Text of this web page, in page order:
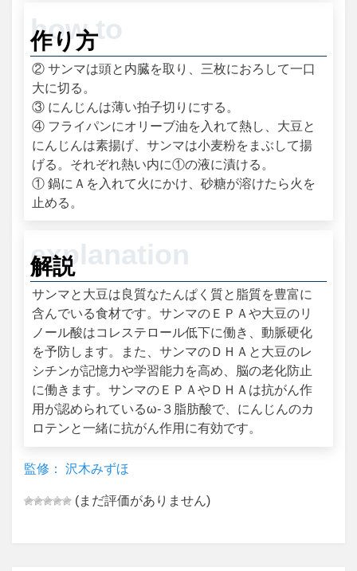
作り方
② サンマは頭と内臓を取り、三枚におろして一口
大に切る。
③ にんじんは薄い拍子切りにする。
④ フライパンにオリーブ油を入れて熱し、大豆と
にんじんは素揚げ、サンマは小麦粉をまぶして揚
げる。それぞれ熱い内に①の液に漬ける。
① 鍋にＡを入れて火にかけ、砂糖が溶けたら火を
止める。
解説
サンマと大豆は良質なたんぱく質と脂質を豊富に
含んでいる食材です。サンマのＥＰＡや大豆のリ
ノール酸はコレステロール低下に働き、動脈硬化
を予防します。また、サンマのＤＨＡと大豆のレ
シチンが記憶力や学習能力を高め、脳の老化防止
に働きます。サンマのＥＰＡやＤＨＡは抗がん作
用が認められているω‐３脂肪酸で、にんじんのカ
ロテンと一緒に抗がん作用に有効です。
監修： 沢木みずほ
(まだ評価がありません)